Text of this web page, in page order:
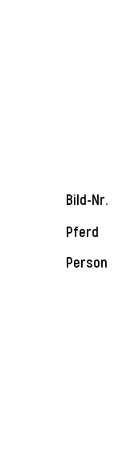
Bild-Nr.
Pferd
Person